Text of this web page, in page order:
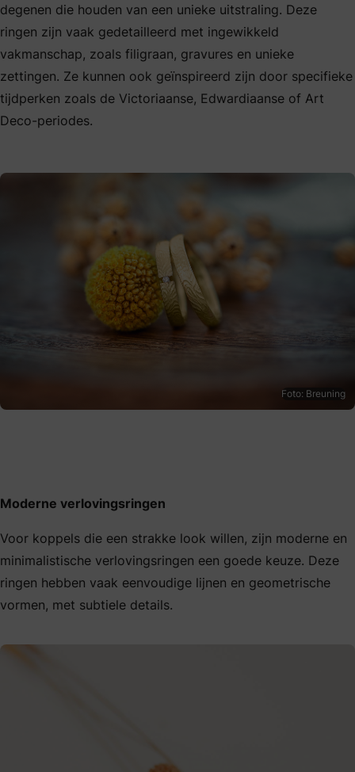
degenen die houden van een unieke uitstraling. Deze
ringen zijn vaak gedetailleerd met ingewikkeld
vakmanschap, zoals filigraan, gravures en unieke
zettingen. Ze kunnen ook geïnspireerd zijn door specifieke
tijdperken zoals de Victoriaanse, Edwardiaanse of Art
Deco-periodes.
Foto: Breuning
Moderne verlovingsringen
Voor koppels die een strakke look willen, zijn moderne en
minimalistische verlovingsringen een goede keuze. Deze
ringen hebben vaak eenvoudige lijnen en geometrische
vormen, met subtiele details.